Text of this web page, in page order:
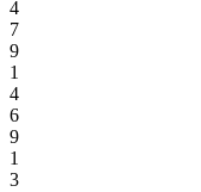
4
7
9
1
4
6
9
1
3